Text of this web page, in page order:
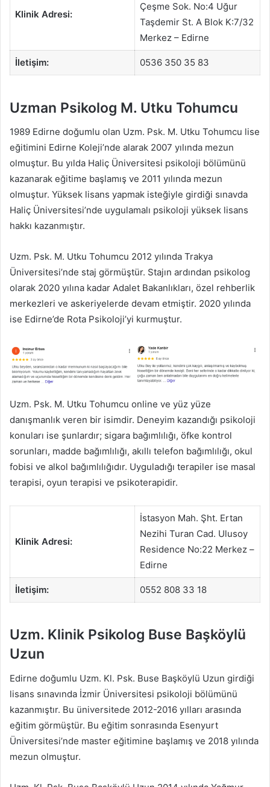
Klinik Adresi:
Çeşme Sok. No:4 Uğur
Taşdemir St. A Blok K:7/32
Merkez – Edirne
İletişim: 0536 350 35 83
Uzman Psikolog M. Utku Tohumcu
1989 Edirne doğumlu olan Uzm. Psk. M. Utku Tohumcu lise
eğitimini Edirne Koleji’nde alarak 2007 yılında mezun
olmuştur. Bu yılda Haliç Üniversitesi psikoloji bölümünü
kazanarak eğitime başlamış ve 2011 yılında mezun
olmuştur. Yüksek lisans yapmak isteğiyle girdiği sınavda
Haliç Üniversitesi’nde uygulamalı psikoloji yüksek lisans
hakkı kazanmıştır.
Uzm. Psk. M. Utku Tohumcu 2012 yılında Trakya
Üniversitesi’nde staj görmüştür. Stajın ardından psikolog
olarak 2020 yılına kadar Adalet Bakanlıkları, özel rehberlik
merkezleri ve askeriyelerde devam etmiştir. 2020 yılında
ise Edirne’de Rota Psikoloji’yi kurmuştur.
Uzm. Psk. M. Utku Tohumcu online ve yüz yüze
danışmanlık veren bir isimdir. Deneyim kazandığı psikoloji
konuları ise şunlardır; sigara bağımlılığı, öfke kontrol
sorunları, madde bağımlılığı, akıllı telefon bağımlılığı, okul
fobisi ve alkol bağımlılığıdır. Uyguladığı terapiler ise masal
terapisi, oyun terapisi ve psikoterapidir.
Klinik Adresi:
İstasyon Mah. Şht. Ertan
Nezihi Turan Cad. Ulusoy
Residence No:22 Merkez –
Edirne
İletişim: 0552 808 33 18
Uzm. Klinik Psikolog Buse Başköylü
Uzun
Edirne doğumlu Uzm. Kl. Psk. Buse Başköylü Uzun girdiği
lisans sınavında İzmir Üniversitesi psikoloji bölümünü
kazanmıştır. Bu üniversitede 2012-2016 yılları arasında
eğitim görmüştür. Bu eğitim sonrasında Esenyurt
Üniversitesi’nde master eğitimine başlamış ve 2018 yılında
mezun olmuştur.